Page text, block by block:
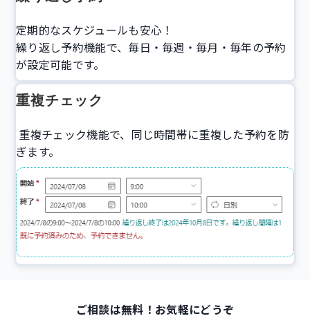
定期的なスケジュールも安心！
繰り返し予約機能で、毎日・毎週・毎月・毎年の予約
が設定可能です。
重複チェック
重複チェック機能で、同じ時間帯に重複した予約を防
ぎます。
ご相談は無料！お気軽にどうぞ